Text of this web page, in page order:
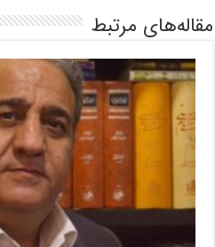
مقاله‌های مرتبط